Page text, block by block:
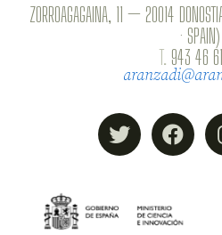
ZORROAGAGAINA, 11 — 20014
· SPAIN)
T. 943 46